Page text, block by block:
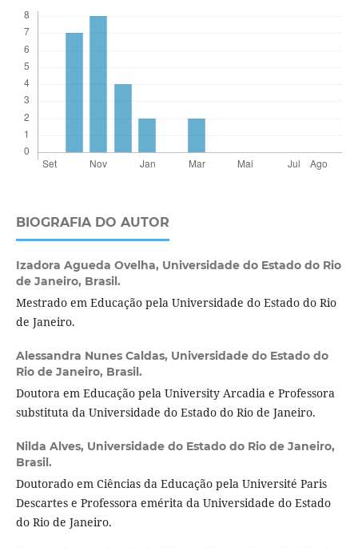
BIOGRAFIA DO AUTOR
Izadora Agueda Ovelha, Universidade do Estado do Rio
de Janeiro, Brasil.
Mestrado em Educação pela Universidade do Estado do Rio
de Janeiro.
Alessandra Nunes Caldas, Universidade do Estado do
Rio de Janeiro, Brasil.
Doutora em Educação pela University Arcadia e Professora
substituta da Universidade do Estado do Rio de Janeiro.
Nilda Alves, Universidade do Estado do Rio de Janeiro,
Brasil.
Doutorado em Ciências da Educação pela Université Paris
Descartes e Professora emérita da Universidade do Estado
do Rio de Janeiro.